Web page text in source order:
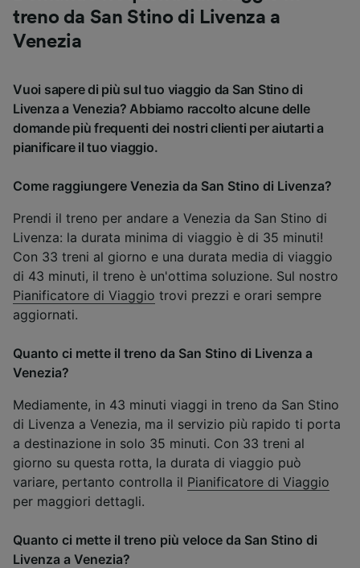
treno da San Stino di Livenza a
Venezia
Vuoi sapere di più sul tuo viaggio da San Stino di
Livenza a Venezia? Abbiamo raccolto alcune delle
domande più frequenti dei nostri clienti per aiutarti a
pianificare il tuo viaggio.
Come raggiungere Venezia da San Stino di Livenza?
Prendi il treno per andare a Venezia da San Stino di
Livenza: la durata minima di viaggio è di 35 minuti!
Con 33 treni al giorno e una durata media di viaggio
di 43 minuti, il treno è un'ottima soluzione. Sul nostro
Pianificatore di Viaggio trovi prezzi e orari sempre
aggiornati.
Quanto ci mette il treno da San Stino di Livenza a
Venezia?
Mediamente, in 43 minuti viaggi in treno da San Stino
di Livenza a Venezia, ma il servizio più rapido ti porta
a destinazione in solo 35 minuti. Con 33 treni al
giorno su questa rotta, la durata di viaggio può
variare, pertanto controlla il Pianificatore di Viaggio
per maggiori dettagli.
Quanto ci mette il treno più veloce da San Stino di
Livenza a Venezia?